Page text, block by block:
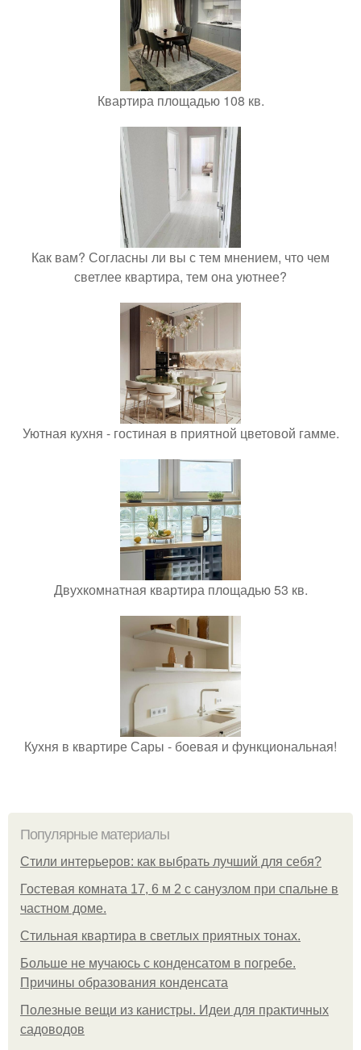
Квартира площадью 108 кв.
Как вам? Согласны ли вы с тем мнением, что чем
светлее квартира, тем она уютнее?
Уютная кухня - гостиная в приятной цветовой гамме.
Двухкомнатная квартира площадью 53 кв.
Кухня в квартире Сары - боевая и функциональная!
Популярные материалы
Стили интерьеров: как выбрать лучший для себя?
Гостевая комната 17, 6 м 2 с санузлом при спальне в
частном доме.
Стильная квартира в светлых приятных тонах.
Больше не мучаюсь с конденсатом в погребе.
Причины образования конденсата
Полезные вещи из канистры. Идеи для практичных
садоводов